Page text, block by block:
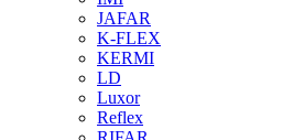
JAFAR
K-FLEX
KERMI
LD
Luxor
Reflex